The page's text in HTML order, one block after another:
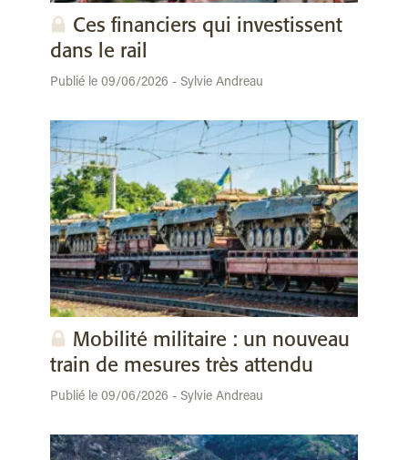
Ces financiers qui investissent
dans le rail
Publié le 09/06/2026 - Sylvie Andreau
Mobilité militaire : un nouveau
train de mesures très attendu
Publié le 09/06/2026 - Sylvie Andreau